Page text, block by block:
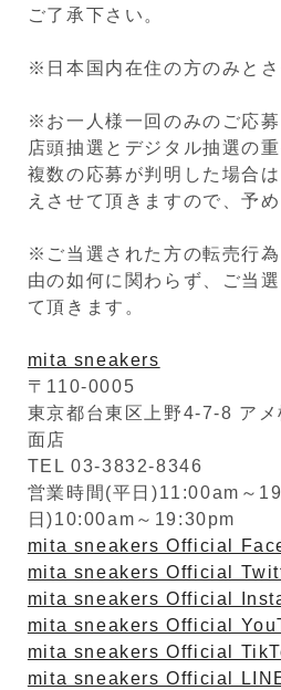
ご了承下さい。
※日本国内在住の方のみとさ
※お一人様一回のみのご応募
店頭抽選とデジタル抽選の
複数の応募が判明した場合
えさせて頂きますので、予
※ご当選された方の転売行
由の如何に関わらず、ご当
て頂きます。
mita sneakers
〒110-0005
東京都台東区上野4-7-8 ア
面店
TEL 03-3832-8346
営業時間(平日)11:00am～
日)10:00am～19:30pm
mita sneakers Official
mita sneakers Official
mita sneakers Official
mita sneakers Official
mita sneakers Official
mita sneakers Official